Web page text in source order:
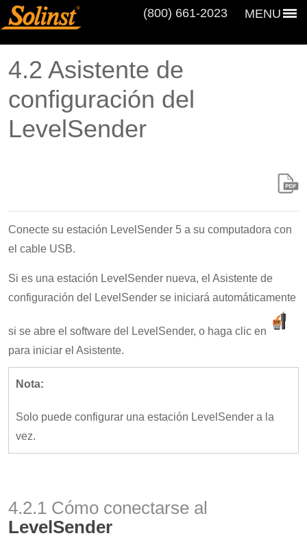
MENU
(800) 661‑2023
4.2 Asistente de
configuración del
LevelSender
Conecte su estación LevelSender 5 a su computadora con
el cable USB.
Si es una estación LevelSender nueva, el Asistente de
configuración del LevelSender se iniciará automáticamente
si se abre el software del LevelSender, o haga clic en
para iniciar el Asistente.
Nota:
Solo puede configurar una estación LevelSender a la
vez.
4.2.1 Cómo conectarse al
LevelSender